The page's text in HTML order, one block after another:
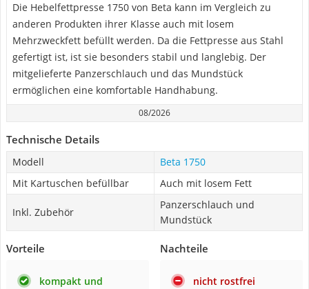
Die Hebelfettpresse 1750 von Beta kann im Vergleich zu
anderen Produkten ihrer Klasse auch mit losem
Mehrzweckfett befüllt werden. Da die Fettpresse aus Stahl
gefertigt ist, ist sie besonders stabil und langlebig. Der
mitgelieferte Panzerschlauch und das Mundstück
ermöglichen eine komfortable Handhabung.
08/2026
Technische Details
Modell
Beta 1750
Mit Kartuschen befüllbar
Auch mit losem Fett
Inkl. Zubehör
Panzerschlauch und
Mundstück
Vorteile
kompakt und
Nachteile
nicht rostfrei